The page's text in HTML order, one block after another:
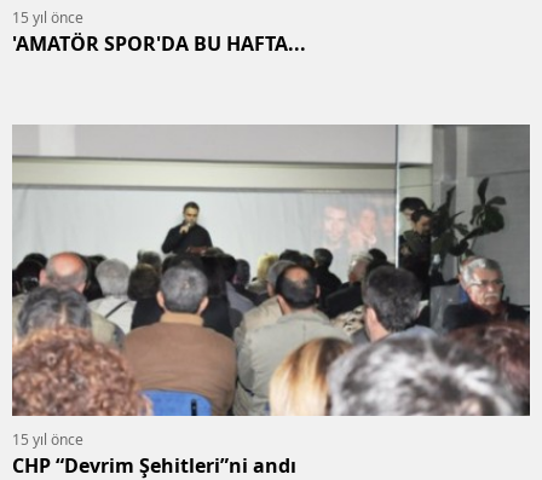
15 yıl önce
'AMATÖR SPOR'DA BU HAFTA...
15 yıl önce
CHP “Devrim Şehitleri”ni andı